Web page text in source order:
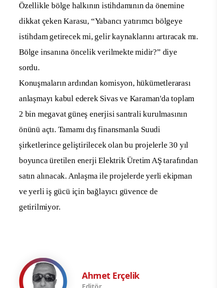
Özellikle bölge halkının istihdamının da önemine
dikkat çeken Karasu, “Yabancı yatırımcı bölgeye
istihdam getirecek mi, gelir kaynaklarını artıracak mı.
Bölge insanına öncelik verilmekte midir?” diye
sordu.
Konuşmaların ardından komisyon, hükümetlerarası
anlaşmayı kabul ederek Sivas ve Karaman'da toplam
2 bin megavat güneş enerjisi santrali kurulmasının
önünü açtı. Tamamı dış finansmanla Suudi
şirketlerince geliştirilecek olan bu projelerle 30 yıl
boyunca üretilen enerji Elektrik Üretim AŞ tarafından
satın alınacak. Anlaşma ile projelerde yerli ekipman
ve yerli iş gücü için bağlayıcı güvence de
getirilmiyor.
Ahmet Erçelik